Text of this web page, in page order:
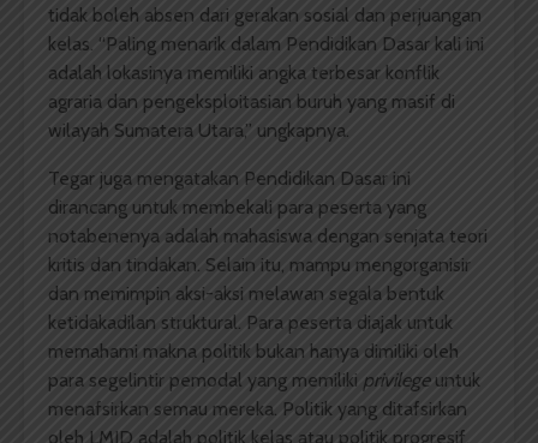
tidak boleh absen dari gerakan sosial dan perjuangan
kelas. “Paling menarik dalam Pendidikan Dasar kali ini
adalah lokasinya memiliki angka terbesar konflik
agraria dan pengeksploitasian buruh yang masif di
wilayah Sumatera Utara,” ungkapnya.
Tegar juga mengatakan Pendidikan Dasar ini
dirancang untuk membekali para peserta yang
notabenenya adalah mahasiswa dengan senjata teori
kritis dan tindakan. Selain itu, mampu mengorganisir
dan memimpin aksi-aksi melawan segala bentuk
ketidakadilan struktural. Para peserta diajak untuk
memahami makna politik bukan hanya dimiliki oleh
para segelintir pemodal yang memiliki privilegeuntuk
menafsirkan semau mereka. Politik yang ditafsirkan
oleh LMID adalah politik kelas atau politik progresif.